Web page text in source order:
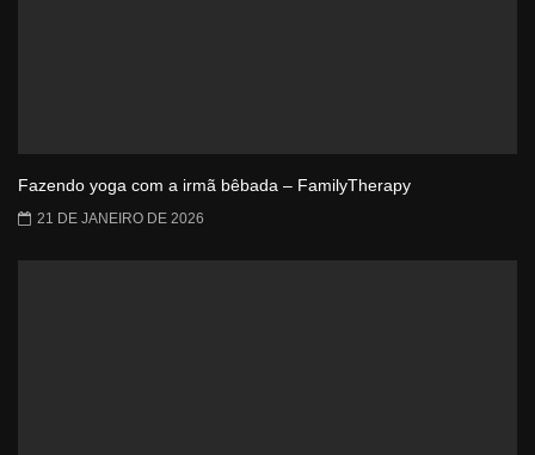
Fazendo yoga com a irmã bêbada – FamilyTherapy
21 DE JANEIRO DE 2026